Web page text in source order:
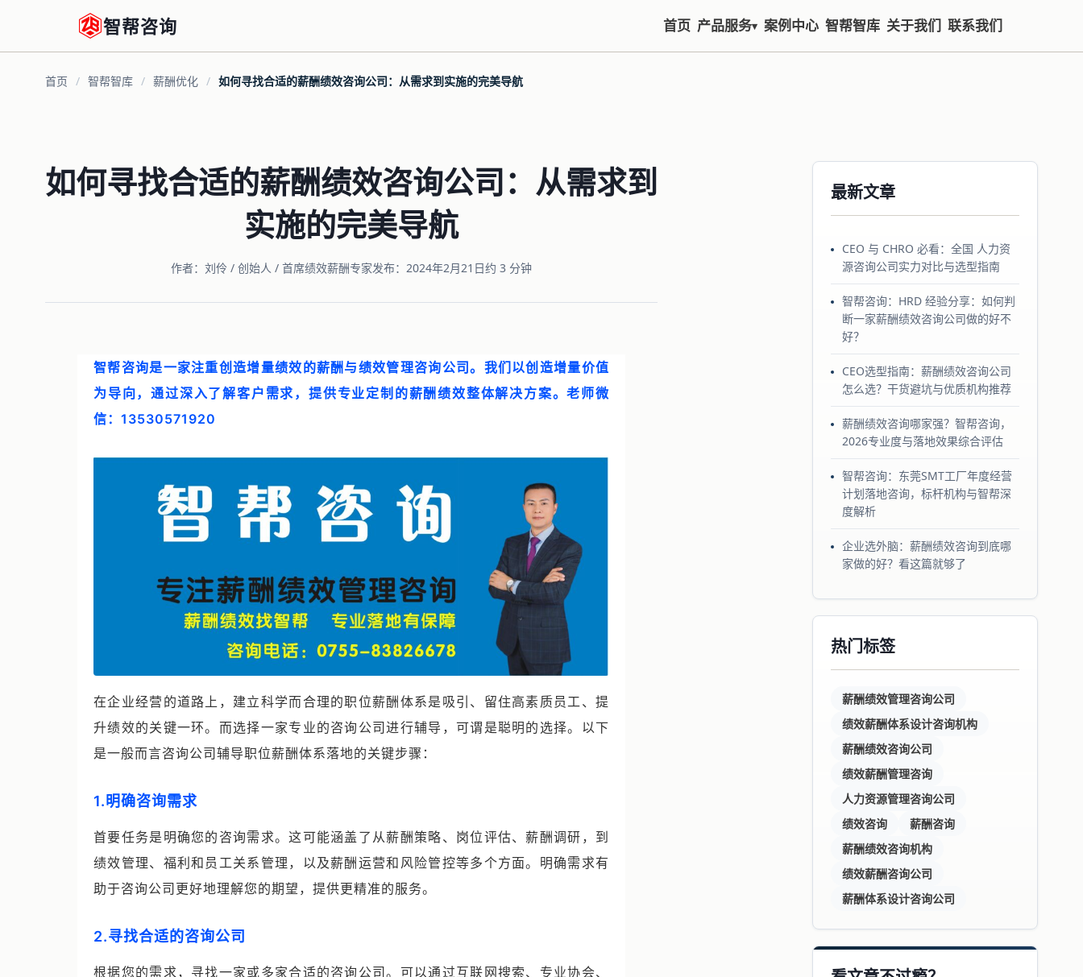
智帮咨询 首页 产品服务▾ 案例中心 智帮智库 关于我们 联系我们
首页 / 智帮智库 / 薪酬优化 / 如何寻找合适的薪酬绩效咨询公司：从需求到实施的完美导航
如何寻找合适的薪酬绩效咨询公司：从需求到
实施的完美导航
作者：刘伶 / 创始人 / 首席绩效薪酬专家发布：2024年2月21日约 3 分钟
智帮咨询是一家注重创造增量绩效的薪酬与绩效管理咨询公司。我们以创造增量价值
为导向，通过深入了解客户需求，提供专业定制的薪酬绩效整体解决方案。老师微
信：13530571920
在企业经营的道路上，建立科学而合理的职位薪酬体系是吸引、留住高素质员工、提
升绩效的关键一环。而选择一家专业的咨询公司进行辅导，可谓是聪明的选择。以下
是一般而言咨询公司辅导职位薪酬体系落地的关键步骤：
1.明确咨询需求
首要任务是明确您的咨询需求。这可能涵盖了从薪酬策略、岗位评估、薪酬调研，到
绩效管理、福利和员工关系管理，以及薪酬运营和风险管控等多个方面。明确需求有
助于咨询公司更好地理解您的期望，提供更精准的服务。
2.寻找合适的咨询公司
根据您的需求，寻找一家或多家合适的咨询公司。可以通过互联网搜索、专业协会、
最新文章
CEO 与 CHRO 必看：全国 人力资
源咨询公司实力对比与选型指南
智帮咨询：HRD 经验分享：如何判
断一家薪酬绩效咨询公司做的好不
好？
CEO选型指南：薪酬绩效咨询公司
怎么选？干货避坑与优质机构推荐
薪酬绩效咨询哪家强？智帮咨询，
2026专业度与落地效果综合评估
智帮咨询：东莞SMT工厂年度经营
计划落地咨询，标杆机构与智帮深
度解析
企业选外脑：薪酬绩效咨询到底哪
家做的好？看这篇就够了
热门标签
薪酬绩效管理咨询公司
绩效薪酬体系设计咨询机构
薪酬绩效咨询公司
绩效薪酬管理咨询
人力资源管理咨询公司
绩效咨询
薪酬咨询
薪酬绩效咨询机构
绩效薪酬咨询公司
薪酬体系设计咨询公司